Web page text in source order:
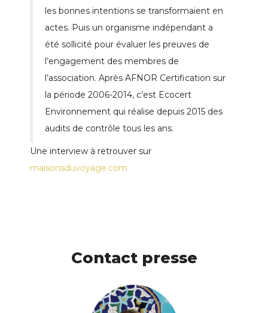
les bonnes intentions se transformaient en
actes. Puis un organisme indépendant a
été sollicité pour évaluer les preuves de
l’engagement des membres de
l’association. Après AFNOR Certification sur
la période 2006-2014, c’est Ecocert
Environnement qui réalise depuis 2015 des
audits de contrôle tous les ans.
Une interview à retrouver sur
maisonsduvoyage.com
Contact presse